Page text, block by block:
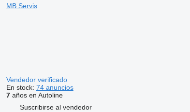
MB Servis
Vendedor verificado
En stock: 74 anuncios
7años en Autoline
Suscribirse al vendedor